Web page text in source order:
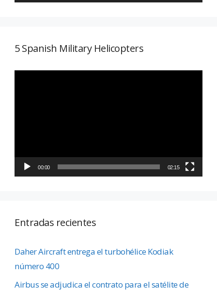
5 Spanish Military Helicopters
00:00 02:15
Entradas recientes
Daher Aircraft entrega el turbohélice Kodiak
número 400
Airbus se adjudica el contrato para el satélite de